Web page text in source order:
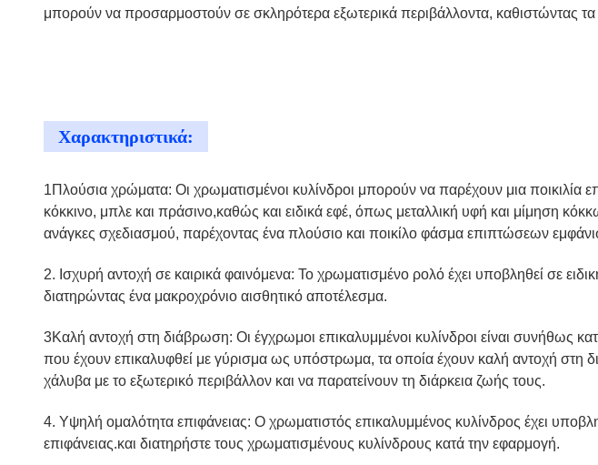
μπορούν να προσαρμοστούν σε σκληρότερα εξωτερικά περιβάλλοντα, καθιστώντας
Χαρακτηριστικά:
1Πλούσια χρώματα: Οι χρωματισμένοι κυλίνδροι μπορούν να παρέχουν μια
κόκκινο, μπλε και πράσινο,καθώς και ειδικά εφέ, όπως μεταλλική υφή και μίμηση
ανάγκες σχεδιασμού, παρέχοντας ένα πλούσιο και ποικίλο φάσμα επιπτώσεων
2. Ισχυρή αντοχή σε καιρικά φαινόμενα: Το χρωματισμένο ρολό έχει υποβληθεί σε
διατηρώντας ένα μακροχρόνιο αισθητικό αποτέλεσμα.
3Καλή αντοχή στη διάβρωση: Οι έγχρωμοι επικαλυμμένοι κυλίνδροι είναι συνήθως
που έχουν επικαλυφθεί με γύρισμα ως υπόστρωμα, τα οποία έχουν καλή αντοχή
χάλυβα με το εξωτερικό περιβάλλον και να παρατείνουν τη διάρκεια ζωής τους.
4. Υψηλή ομαλότητα επιφάνειας: Ο χρωματιστός επικαλυμμένος κυλίνδρος έχει
επιφάνειας.και διατηρήστε τους χρωματισμένους κυλίνδρους κατά την εφαρμογή.